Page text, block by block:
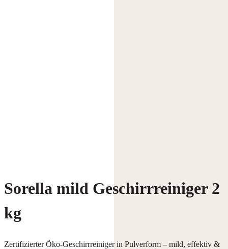
Sorella mild Geschirrreiniger 2
kg
Zertifizierter Öko-Geschirrreiniger in Pulverform – mild, effektiv &